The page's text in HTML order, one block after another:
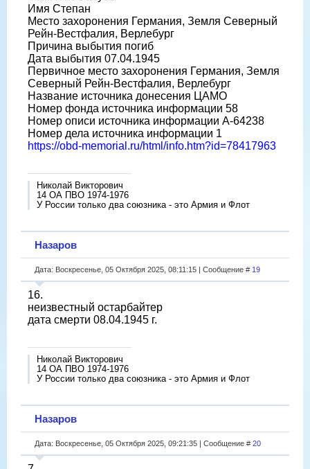
Имя Степан
Место захоронения Германия, Земля Северный
Рейн-Вестфалия, Верлебург
Причина выбытия погиб
Дата выбытия 07.04.1945
Первичное место захоронения Германия, Земля
Северный Рейн-Вестфалия, Верлебург
Название источника донесения ЦАМО
Номер фонда источника информации 58
Номер описи источника информации A-64238
Номер дела источника информации 1
https://obd-memorial.ru/html/info.htm?id=78417963
Николай Викторович
14 ОА ПВО 1974-1976
У России только два союзника - это Армия и Флот
Назаров
Дата: Воскресенье, 05 Октября 2025, 08:11:15 | Сообщение # 19
16.
неизвестный остарбайтер
дата смерти 08.04.1945 г.
Николай Викторович
14 ОА ПВО 1974-1976
У России только два союзника - это Армия и Флот
Назаров
Дата: Воскресенье, 05 Октября 2025, 09:21:35 | Сообщение # 20